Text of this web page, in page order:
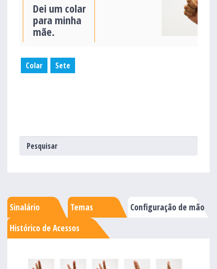
Dei um colar
para minha
mãe.
Colar Sete
Sinalário Temas
Configuração de mão
Histórico de Acessos